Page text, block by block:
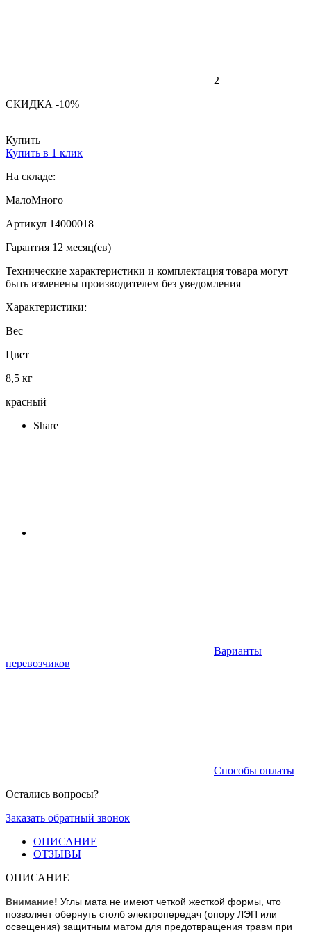
2
СКИДКА -10%
Купить
Купить в 1 клик
На складе:
МалоМного
Артикул 14000018
Гарантия 12 месяц(ев)
Технические характеристики и комплектация товара могут
быть изменены производителем без уведомления
Характеристики:
Вес
Цвет
8,5 кг
красный
Share
Варианты
перевозчиков
Способы оплаты
Остались вопросы?
Заказать обратный звонок
ОПИСАНИЕ
ОТЗЫВЫ
ОПИСАНИЕ
Внимание! Углы мата не имеют четкой жесткой формы, что
позволяет обернуть столб электропередач (опору ЛЭП или
освещения) защитным матом для предотвращения травм при